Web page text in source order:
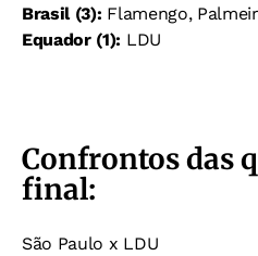
Brasil (3): Flamengo,
Equador (1): LDU
Confrontos das
final:
São Paulo x LDU